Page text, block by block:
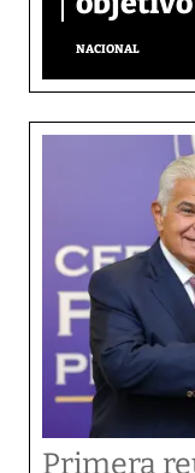
NACIONAL
Primera